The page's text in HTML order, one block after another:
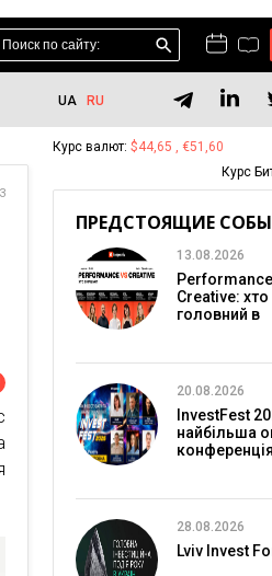
UA RU
Курс валют: $44,65 , €51,60
Курс
ПРЕДСТОЯЩИЕ
13.08.2026
Creative: хто
головний в
20.08.2026
InvestFest
найбільша
28.08.2026
Lviv Invest